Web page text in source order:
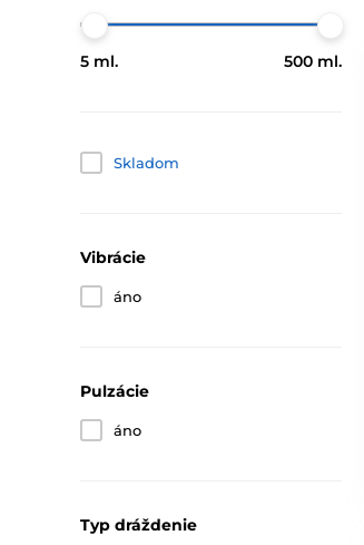
5 ml. 500 ml.
Skladom
Vibrácie
áno
Pulzácie
áno
Typ dráždenie